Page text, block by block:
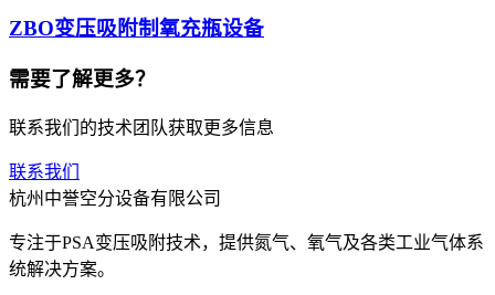
ZBO变压吸附制氧充瓶设备
需要了解更多？
联系我们的技术团队获取更多信息
联系我们
杭州中誉空分设备有限公司
专注于PSA变压吸附技术，提供氮气、氧气及各类工业气体系
统解决方案。